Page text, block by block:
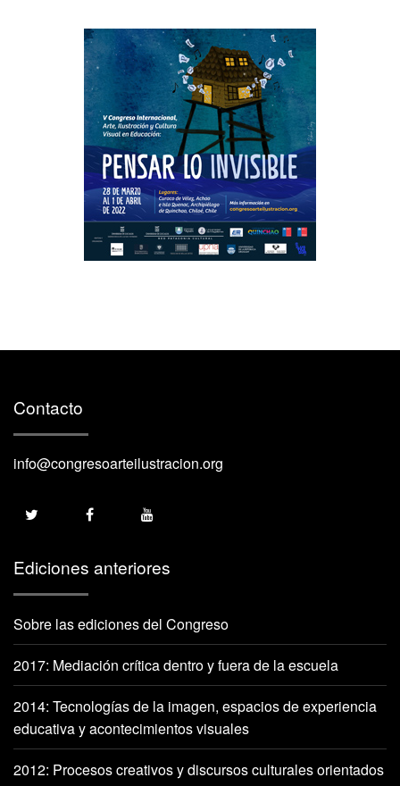
Contacto
info@congresoarteilustracion.org
Ediciones anteriores
Sobre las ediciones del Congreso
2017: Mediación crítica dentro y fuera de la escuela
2014: Tecnologías de la imagen, espacios de experiencia
educativa y acontecimientos visuales
2012: Procesos creativos y discursos culturales orientados